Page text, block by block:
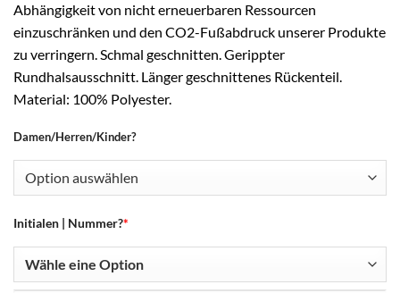
Abhängigkeit von nicht erneuerbaren Ressourcen
einzuschränken und den CO2-Fußabdruck unserer Produkte
zu verringern. Schmal geschnitten. Gerippter
Rundhalsausschnitt. Länger geschnittenes Rückenteil.
Material: 100% Polyester.
Damen/Herren/Kinder?
*
Initialen | Nummer?